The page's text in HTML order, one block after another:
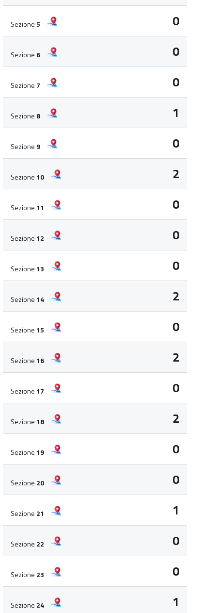
Sezione5 0
Sezione 6 0
Sezione 7 0
Sezione 8 1
Sezione 9 0
Sezione 10 2
Sezione 11 0
Sezione 12 0
Sezione 13 0
Sezione 14 2
Sezione 15 0
Sezione 16 2
Sezione 17 0
Sezione 18 2
Sezione 19 0
Sezione 20 0
Sezione 21 1
Sezione 22 0
Sezione 23 0
Sezione 24 1